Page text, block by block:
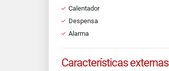
Calentador
Despensa
Alarma
Características externas